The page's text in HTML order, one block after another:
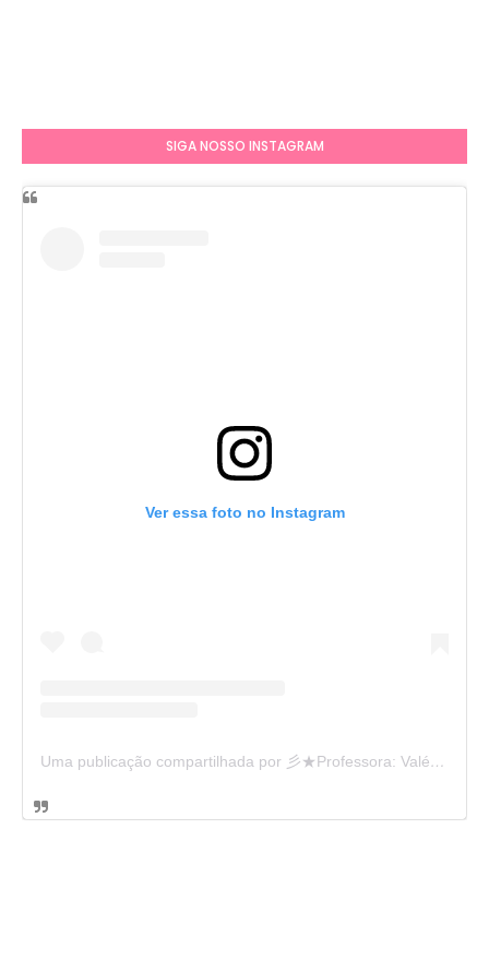
SIGA NOSSO INSTAGRAM
Ver essa foto no Instagram
Uma publicação compartilhada por 彡★Professora: Valéria·.¸¸.· (@ensinandocomcarinho)